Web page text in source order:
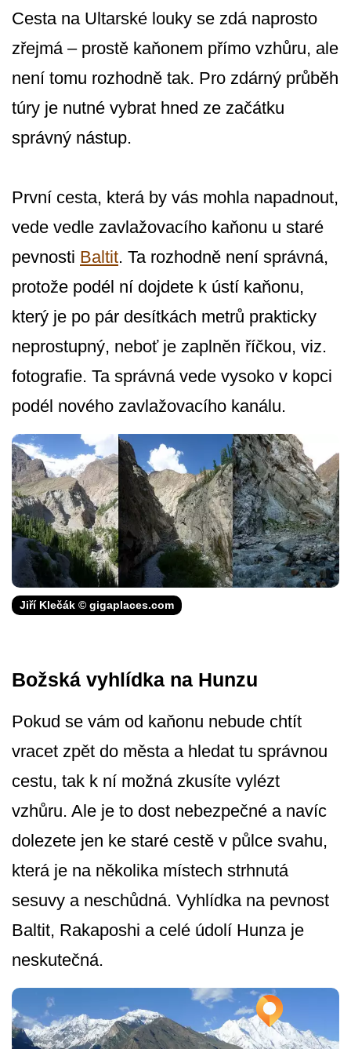
Cesta na Ultarské louky se zdá naprosto
zřejmá – prostě kaňonem přímo vzhůru, ale
není tomu rozhodně tak. Pro zdárný průběh
túry je nutné vybrat hned ze začátku
správný nástup.
První cesta, která by vás mohla napadnout,
vede vedle zavlažovacího kaňonu u staré
pevnosti Baltit. Ta rozhodně není správná,
protože podél ní dojdete k ústí kaňonu,
který je po pár desítkách metrů prakticky
neprostupný, neboť je zaplněn říčkou, viz.
fotografie. Ta správná vede vysoko v kopci
podél nového zavlažovacího kanálu.
Jiří Klečák © gigaplaces.com
Božská vyhlídka na Hunzu
Pokud se vám od kaňonu nebude chtít
vracet zpět do města a hledat tu správnou
cestu, tak k ní možná zkusíte vylézt
vzhůru. Ale je to dost nebezpečné a navíc
dolezete jen ke staré cestě v půlce svahu,
která je na několika místech strhnutá
sesuvy a neschůdná. Vyhlídka na pevnost
Baltit, Rakaposhi a celé údolí Hunza je
neskutečná.